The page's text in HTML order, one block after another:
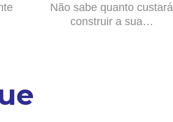
Não sabe quanto custará
construir a sua…